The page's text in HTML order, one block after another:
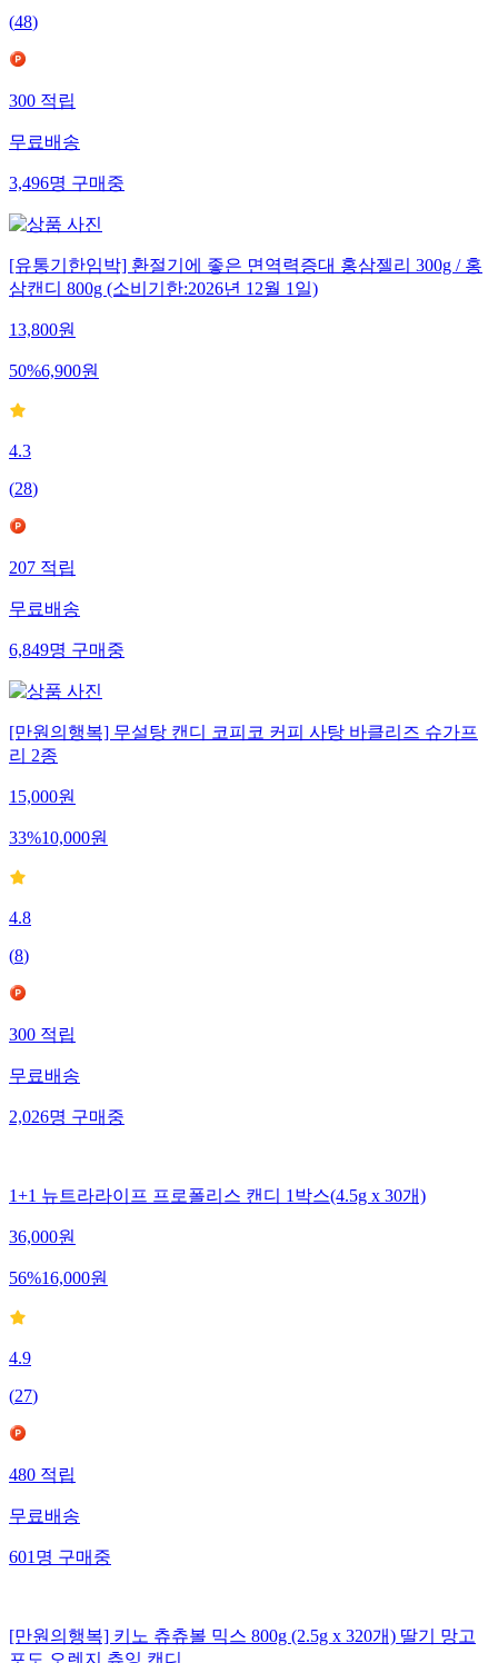
(48)
300 적립
무료배송
3,496명 구매중
[유통기한임박] 환절기에 좋은 면역력증대 홍삼젤리 300g / 홍
삼캔디 800g (소비기한:2026년 12월 1일)
13,800원
50%6,900원
4.3
(28)
207 적립
무료배송
6,849명 구매중
[만원의행복] 무설탕 캔디 코피코 커피 사탕 바클리즈 슈가프
리 2종
15,000원
33%10,000원
4.8
(8)
300 적립
무료배송
2,026명 구매중
1+1 뉴트라라이프 프로폴리스 캔디 1박스(4.5g x 30개)
36,000원
56%16,000원
4.9
(27)
480 적립
무료배송
601 명 구매중
[만원의행복] 키노 츄츄볼 믹스 800g (2.5g x 320개) 딸기 망고